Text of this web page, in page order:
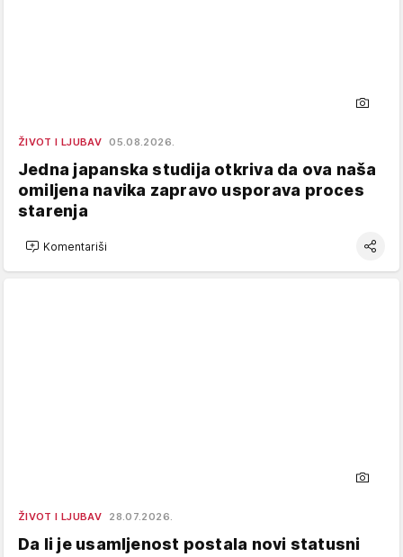
ŽIVOT I LJUBAV 05.08.2026.
Jedna japanska studija otkriva da ova naša
omiljena navika zapravo usporava proces
starenja
Komentariši
ŽIVOT I LJUBAV 28.07.2026.
Da li je usamljenost postala novi statusni